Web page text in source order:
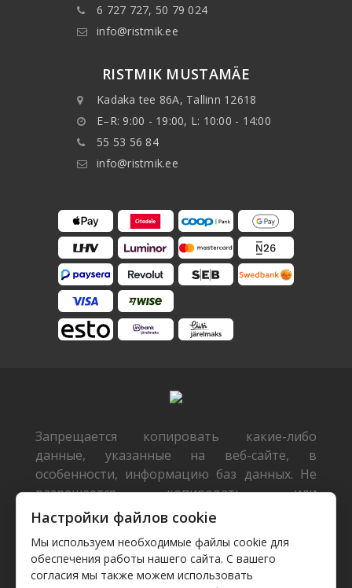
6 727 727, 50 79 024
info@ristmik.ee
RISTMIK MUSTAMÄE
Kadaka tee 86A, Tallinn 12618
E–R: 9:00 - 19:00, L: 10:00 - 14:00
55 53 56 84
info@ristmik.ee
Запрещается копировать какие-либо
данные, указанные на веб-сайте, в
особенности, информацию баз данных. Не
разрешается копировать или
распространять данные или базы данных
без предварительного письменного
согласия TecDoc или/и разрешать такие
действия третьим лицам. Такие действия
Настройки файлов cookie
Мы используем необходимые файлы cookie для
обеспечения работы нашего сайта. С вашего
согласия мы также можем использовать